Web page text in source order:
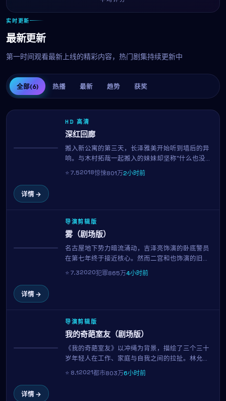
实时更新
最新更新
第一时间观看最新上线的精彩内容，热门剧集持续更新中
全部(6) 热播 最新 趋势 获奖
HD 高清
深红回廊
搬入新公寓的第三天，长泽雅美开始听到墙后的异
响。与木村拓哉一起搬入的妹妹却坚称"什么也没听
到"。当真相终于显现，所有看似日常的细节都成了
恐惧的来源。宫崎骏用极简的音效与克制的镜头，
⭐7.52018惊悚801万2小时前
详情 →
导演剪辑版
雾（剧场版）
名古屋地下势力暗流涌动，吉泽亮饰演的卧底警员
在第七年终于接近核心。然而二宫和也饰演的旧友
身份突变，让他陷入忠诚与生存的两难。李沧东的
招牌长镜头与冷暖对比色调，在本片中再次令人窒
⭐7.32020犯罪865万4小时前
详情 →
导演剪辑版
我的奇葩室友（剧场版）
《我的奇葩室友》以冲绳为背景，描绘了三个三十
岁年轻人在工作、家庭与自我之间的拉扯。林允儿
与李栋旭的对手戏自然有张力，导演宫崎骏延续其
一贯的细腻笔触，在157分钟的时长内呈现一幅真实
⭐ 8.12021都市803万6小时前
详情 →